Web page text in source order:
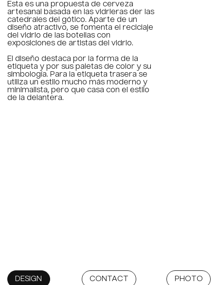
DESIGN PHOTO
CONTACT
Esta es una propuesta de cerveza
artesanal basada en las vidrieras der las
catedrales del gótico. Aparte de un
diseño atractivo, se fomenta el reciclaje
del vidrio de las botellas con
exposiciones de artistas del vidrio.
El diseño destaca por la forma de la
etiqueta y por sus paletas de color y su
simbología. Para la etiqueta trasera se
utiliza un estilo mucho más moderno y
minimalista, pero que casa con el estilo
de la delantera.